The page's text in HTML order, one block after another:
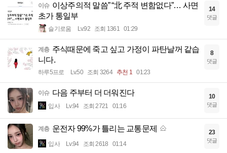
이슈 이상주의적 말씀” “北 주적 변함없다”… 사면
초가 통일부
슬기로움 Lv.92 조회 1361 01:29
14
댓글
계층 주식때문에 죽고 싶고 가정이 파탄날꺼 같습
니다.
하루5프로 Lv.50 조회 3264 추천 1 01:23
8
댓글
이슈 다음 주부터 더 더워진다
입사 Lv.94 조회 2721 01:16
10
댓글
계층 운전자 99%가 틀리는 교통문제
입사 Lv.94 조회 2618 01:14
23
댓글